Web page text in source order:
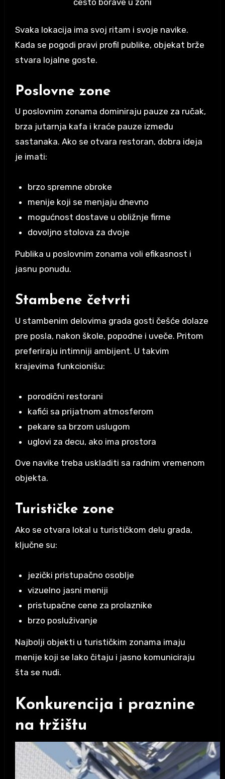
Svaka lokacija ima svoj ritam i svoje navike.
Kada se pogodi pravi profil publike, objekat brže
stvara lojalne goste.
Poslovne zone
U poslovnim zonama dominiraju pauze za ručak,
brza jutarnja kafa i kraće pauze između
sastanaka. Ako se otvara restoran, dobra ideja
je imati:
brzo spremne obroke
menije koji se menjaju dnevno
mogućnost dostave u obližnje firme
dovoljno stolova za dvoje
Publika u poslovnim zonama voli efikasnost i
jasnu ponudu.
Stambene četvrti
U stambenim delovima grada gosti češće dolaze
pre posla, nakon škole, popodne i uveče. Pritom
preferiraju intimniji ambijent. U takvim
krajevima funkcionišu:
porodični restorani
kafići sa prijatnom atmosferom
pekare sa brzom uslugom
uglovi za decu, ako ima prostora
Ove navike treba uskladiti sa radnim vremenom
objekta.
Turističke zone
Ako se otvara lokal u turističkom delu grada,
ključne su:
jezički pristupačno osoblje
vizuelno jasni meniji
pristupačne cene za prolaznike
brzo posluživanje
Najbolji objekti u turističkim zonama imaju
menije koji se lako čitaju i jasno komuniciraju
šta se nudi.
Konkurencija i praznine
na tržištu